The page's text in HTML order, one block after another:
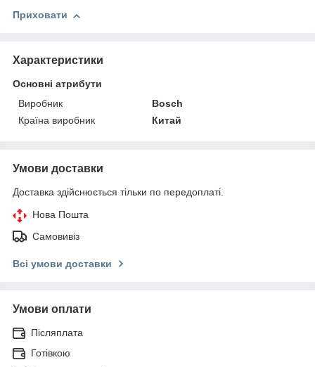
Приховати
Характеристики
Основні атрибути
Виробник
Bosch
Країна виробник
Китай
Умови доставки
Доставка здійснюється тільки по передоплаті.
Нова Пошта
Самовивіз
Всі умови доставки
Умови оплати
Післяплата
Готівкою